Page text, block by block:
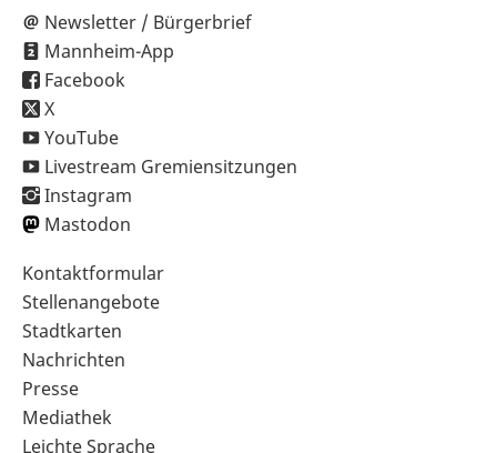
Newsletter / Bürgerbrief
Mannheim-App
Facebook
X
YouTube
Livestream Gremiensitzungen
Instagram
Mastodon
Sekundärnavigation
im
Fußbereich
Kontaktformular
Stellenangebote
Stadtkarten
Nachrichten
Presse
Mediathek
Leichte Sprache